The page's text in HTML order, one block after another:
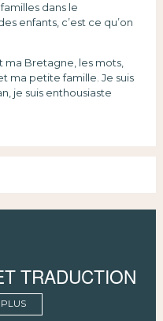
dans le
enfants, c’est ce qu’on
ma Bretagne, les mots,
ma petite famille. Je suis
je suis enthousiaste
TRADUCTION